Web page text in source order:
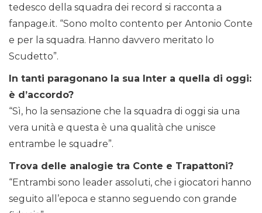
tedesco della squadra dei record si racconta a
fanpage.it. “Sono molto contento per Antonio Conte
e per la squadra. Hanno davvero meritato lo
Scudetto”.
In tanti paragonano la sua Inter a quella di oggi:
è d’accordo?
“Sì, ho la sensazione che la squadra di oggi sia una
vera unità e questa è una qualità che unisce
entrambe le squadre”.
Trova delle analogie tra Conte e Trapattoni?
“Entrambi sono leader assoluti, che i giocatori hanno
seguito all’epoca e stanno seguendo con grande